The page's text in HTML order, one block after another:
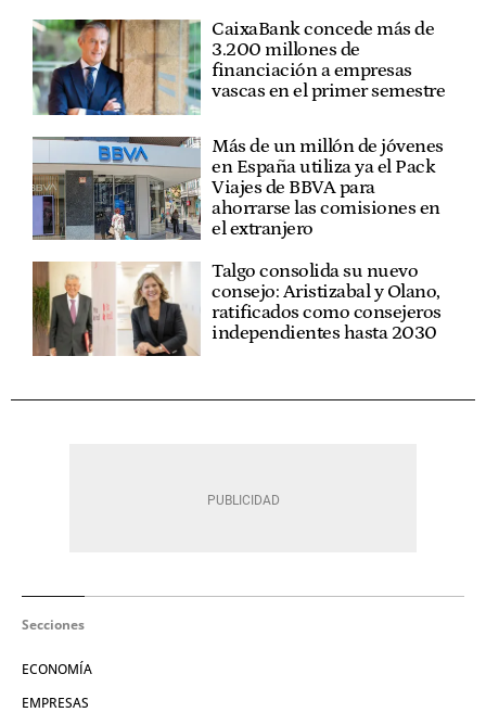
CaixaBank concede más de
3.200 millones de
financiación a empresas
vascas en el primer semestre
Más de un millón de jóvenes
en España utiliza ya el Pack
Viajes de BBVA para
ahorrarse las comisiones en
el extranjero
Talgo consolida su nuevo
consejo: Aristizabal y Olano,
ratificados como consejeros
independientes hasta 2030
Secciones
ECONOMÍA
EMPRESAS